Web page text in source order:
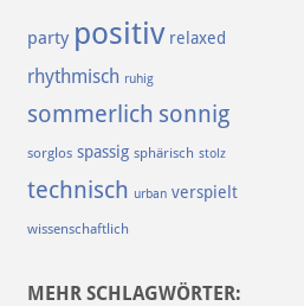
party positiv relaxed
rhythmisch ruhig
sommerlich sonnig
sorglos spassig sphärisch stolz
technisch urban verspielt
wissenschaftlich
MEHR SCHLAGWÖRTER: